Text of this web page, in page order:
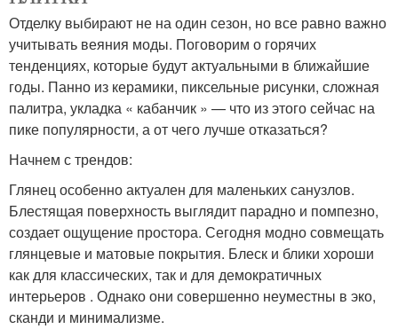
Отделку выбирают не на один сезон, но все равно важно
учитывать веяния моды. Поговорим о горячих
тенденциях, которые будут актуальными в ближайшие
годы. Панно из керамики, пиксельные рисунки, сложная
палитра, укладка « кабанчик » — что из этого сейчас на
пике популярности, а от чего лучше отказаться?
Начнем с трендов:
Глянец особенно актуален для маленьких санузлов.
Блестящая поверхность выглядит парадно и помпезно,
создает ощущение простора. Сегодня модно совмещать
глянцевые и матовые покрытия. Блеск и блики хороши
как для классических, так и для демократичных
интерьеров . Однако они совершенно неуместны в эко,
сканди и минимализме.